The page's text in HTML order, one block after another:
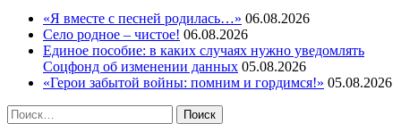
«Я вместе с песней родилась…» 06.08.2026
Село родное – чистое! 06.08.2026
Единое пособие: в каких случаях нужно уведомлять
Соцфонд об изменении данных 05.08.2026
«Герои забытой войны: помним и гордимся!» 05.08.2026
Найти: